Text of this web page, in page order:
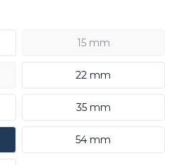
15 mm
22 mm
35 mm
54 mm